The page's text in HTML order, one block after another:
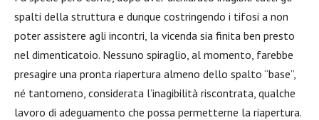
spalti della struttura e dunque costringendo i tifosi a non
poter assistere agli incontri, la vicenda sia finita ben presto
nel dimenticatoio. Nessuno spiraglio, al momento, farebbe
presagire una pronta riapertura almeno dello spalto “base”,
né tantomeno, considerata l’inagibilità riscontrata, qualche
lavoro di adeguamento che possa permetterne la riapertura.